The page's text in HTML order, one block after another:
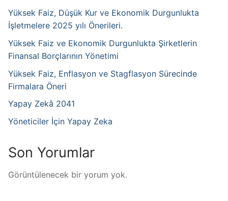
Yüksek Faiz, Düşük Kur ve Ekonomik Durgunlukta
İşletmelere 2025 yılı Önerileri.
Yüksek Faiz ve Ekonomik Durgunlukta Şirketlerin
Finansal Borçlarının Yönetimi
Yüksek Faiz, Enflasyon ve Stagflasyon Sürecinde
Firmalara Öneri
Yapay Zekâ 2041
Yöneticiler İçin Yapay Zeka
Son Yorumlar
Görüntülenecek bir yorum yok.